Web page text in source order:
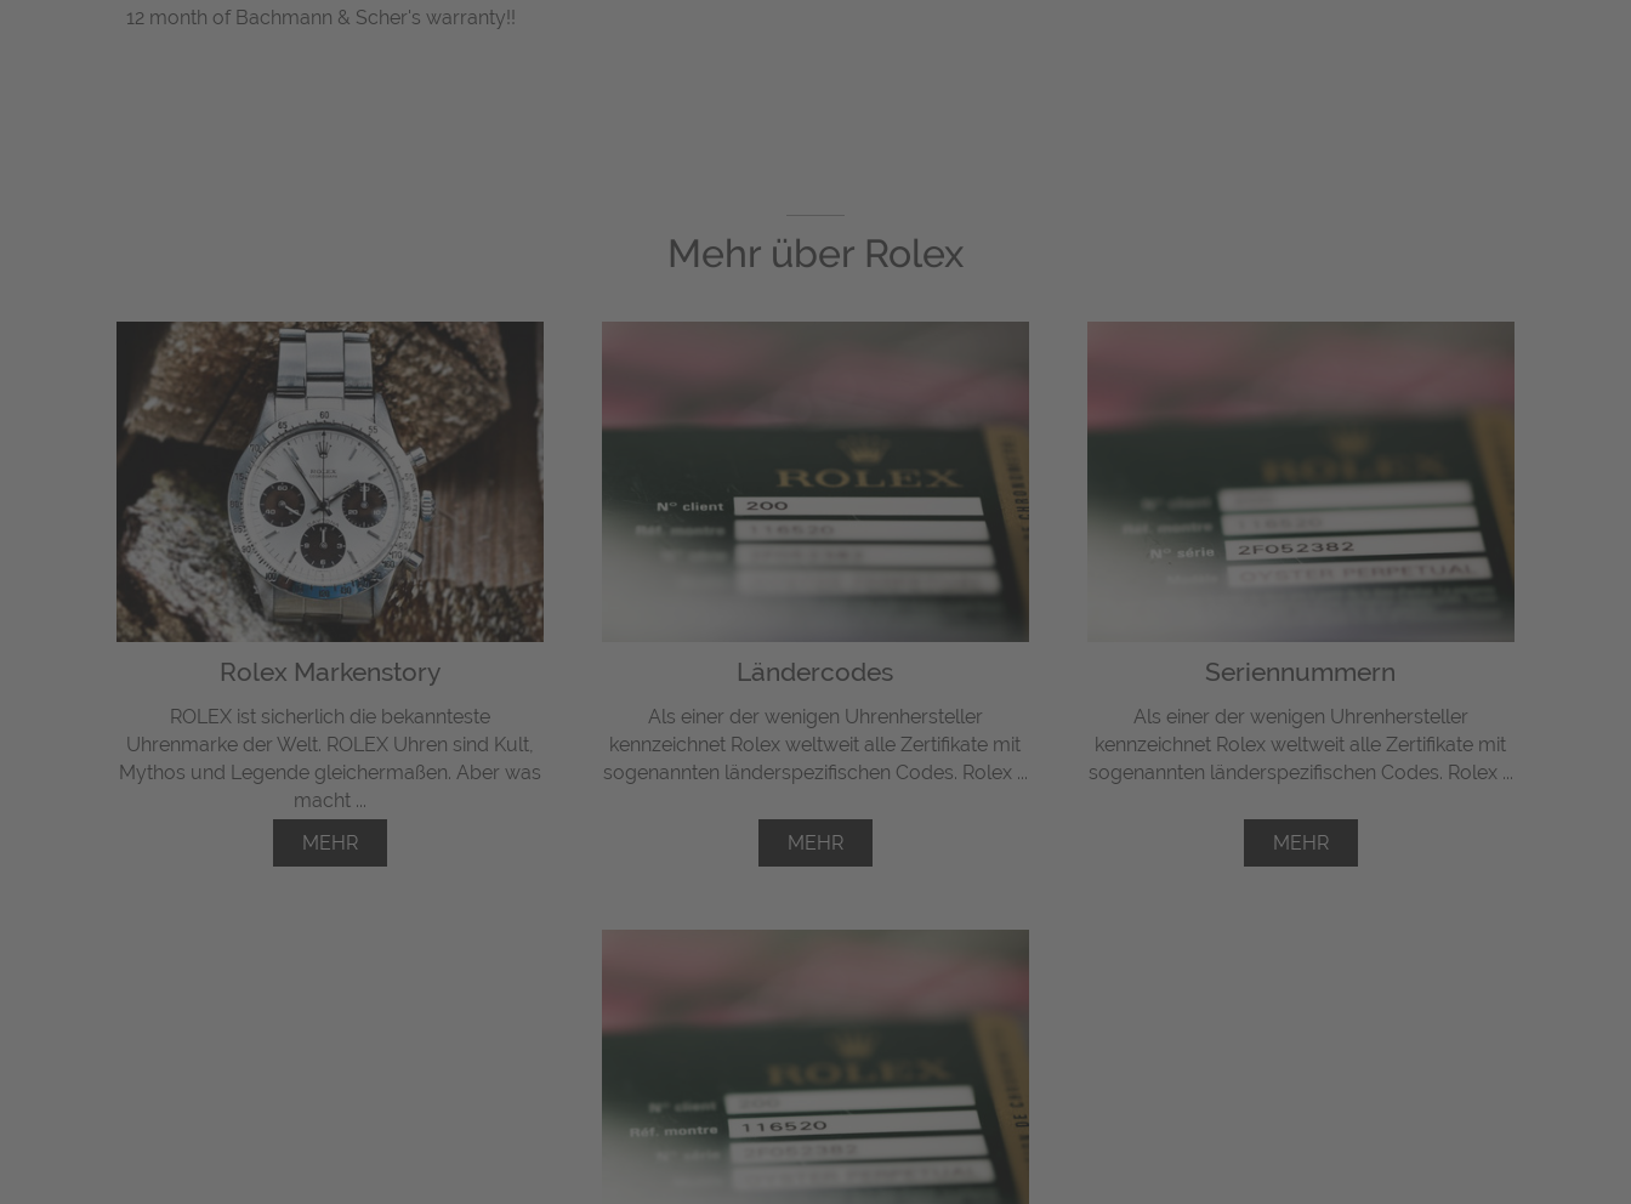
12 month of Bachmann & Scher's warranty!!
Mehr über Rolex
Rolex Markenstory
ROLEX ist sicherlich die bekannteste
Uhrenmarke der Welt. ROLEX Uhren sind Kult,
Mythos und Legende gleichermaßen. Aber was
macht ...
MEHR
Ländercodes
Als einer der wenigen Uhrenhersteller
kennzeichnet Rolex weltweit alle Zertifikate mit
sogenannten länderspezifischen Codes. Rolex ...
MEHR
Seriennummern
Als einer der wenigen Uhrenhersteller
kennzeichnet Rolex weltweit alle Zertifikate mit
sogenannten länderspezifischen Codes. Rolex ...
MEHR